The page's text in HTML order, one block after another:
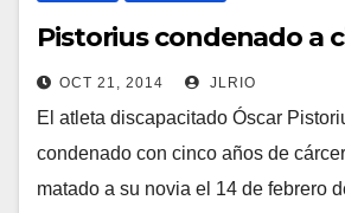
Pistorius condenado a
OCT 21, 2014 JLRIO
El atleta discapacitado Óscar
condenado con cinco años de
matado a su novia el 14 de febrero